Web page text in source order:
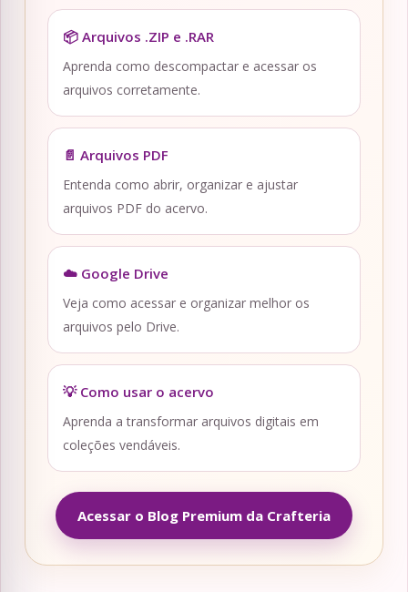
📦 Arquivos .ZIP e .RAR
Aprenda como descompactar e acessar os
arquivos corretamente.
📄 Arquivos PDF
Entenda como abrir, organizar e ajustar
arquivos PDF do acervo.
☁️ Google Drive
Veja como acessar e organizar melhor os
arquivos pelo Drive.
💡 Como usar o acervo
Aprenda a transformar arquivos digitais em
coleções vendáveis.
Acessar o Blog Premium da Crafteria